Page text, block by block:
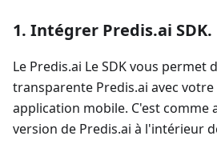
1. Intégrer Predis.ai SDK.
Le Predis.ai Le SDK vous
transparente Predis.ai avec
application mobile. C'est comme
version de Predis.ai à l'intérieur